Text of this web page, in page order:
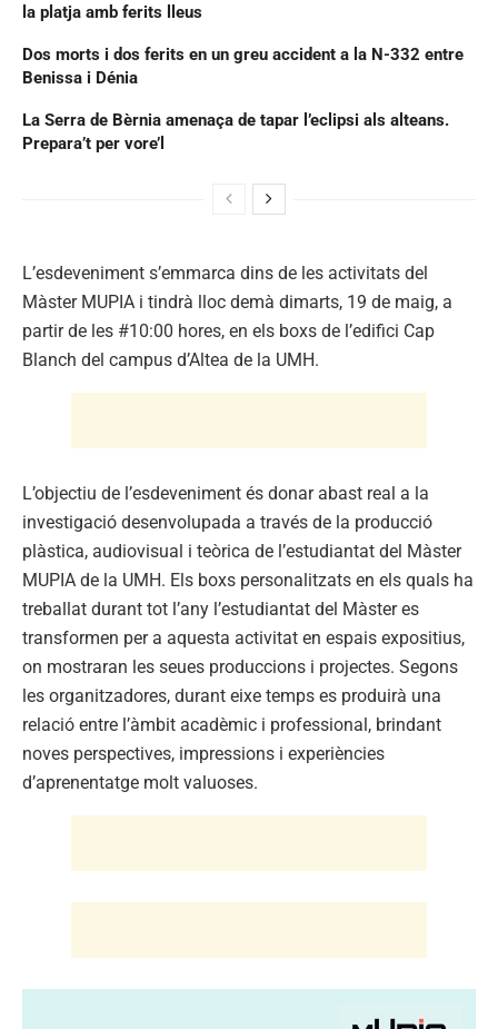
la platja amb ferits lleus
Dos morts i dos ferits en un greu accident a la N-332 entre
Benissa i Dénia
La Serra de Bèrnia amenaça de tapar l’eclipsi als alteans.
Prepara’t per vore’l
L’esdeveniment s’emmarca dins de les activitats del
Màster MUPIA i tindrà lloc demà dimarts, 19 de maig, a
partir de les #10:00 hores, en els boxs de l’edifici Cap
Blanch del campus d’Altea de la UMH.
L’objectiu de l’esdeveniment és donar abast real a la
investigació desenvolupada a través de la producció
plàstica, audiovisual i teòrica de l’estudiantat del Màster
MUPIA de la UMH. Els boxs personalitzats en els quals ha
treballat durant tot l’any l’estudiantat del Màster es
transformen per a aquesta activitat en espais expositius,
on mostraran les seues produccions i projectes. Segons
les organitzadores, durant eixe temps es produirà una
relació entre l’àmbit acadèmic i professional, brindant
noves perspectives, impressions i experiències
d’aprenentatge molt valuoses.